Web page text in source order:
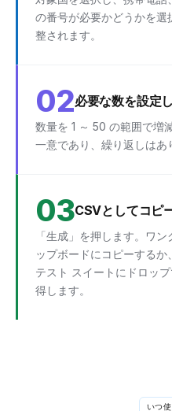
の番号が必要かどうかを
整されます。
02必要な数を設定
数量を 1 ～ 50 の範囲で増
一意であり、繰り返しはあ
03CSVとしてコピ
「生成」を押します。ワ
ップボードにコピーする
テスト スイートにドロッ
得します。
いつ